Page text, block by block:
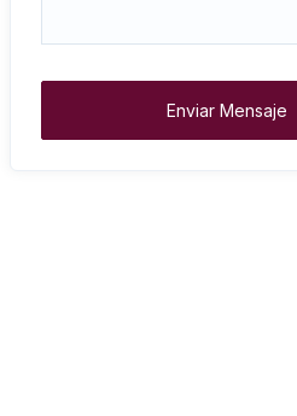
Enviar Mensaje